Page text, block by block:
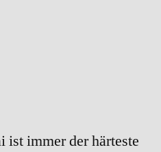
ist immer der härteste